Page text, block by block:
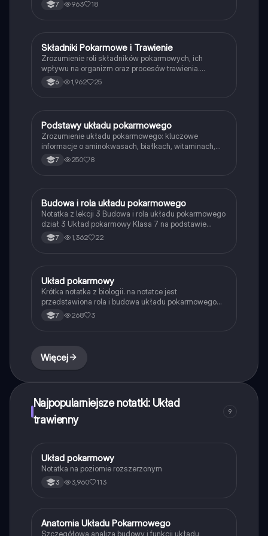
zaangażowane oraz jak poszczególne narządy
podsumowanie.
7 963 18
Biologia
Składniki Pokarmowe i Trawienie
Zrozumienie roli składników pokarmowych, ich
wpływu na organizm oraz procesów trawienia.
Dowiedz się o funkcjach układu pokarmowego,
gruczołach trawiennych, chorobach układu
enzymatyczne. Typ: Podsumowanie.
6 1,962 25
Biologia
Podstawy układu pokarmowego
Zrozumienie układu pokarmowego: kluczowe
informacje o aminokwasach, białkach, witaminach,
tłuszczach, węglowodanach oraz procesach
trawienia. Idealne materiały do nauki na kartkówkę z
7 250 8
Biologia
Budowa i rola układu pokarmowego
Notatka z lekcji 3 Budowa i rola układu pokarmowego
dział 3 Układ pokarmowy Klasa 7 na podstawie
podręcznika "Puls Życia"
7 1,362 22
Biologia
Układ pokarmowy
Krótka notatka z biologii. na notatce jest
przedstawiona rola i budowa układu pokarmowego
oraz zębów
7 268 3
Więcej
Najpopularniejsze notatki: Układ
trawienny
9
Biologia
Układ pokarmowy
Notatka na poziomie rozszerzonym
3 3,960 113
Biologia
Anatomia Układu Pokarmowego
Szczegółowa analiza budowy i funkcji układu